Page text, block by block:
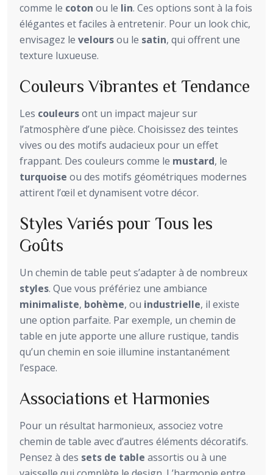
comme le coton ou le lin. Ces options sont à la fois
élégantes et faciles à entretenir. Pour un look chic,
envisagez le veloursou le satin, qui offrent une
texture luxueuse.
Couleurs Vibrantes et Tendance
Les couleursont un impact majeur sur
l’atmosphère d’une pièce. Choisissez des teintes
vives ou des motifs audacieux pour un effet
frappant. Des couleurs comme le mustard, le
turquoise ou des motifs géométriques modernes
attirent l’œil et dynamisent votre décor.
Styles Variés pour Tous les
Goûts
Un chemin de table peut s’adapter à de nombreux
styles. Que vous préfériez une ambiance
minimaliste, bohème, ou industrielle, il existe
une option parfaite. Par exemple, un chemin de
table en jute apporte une allure rustique, tandis
qu’un chemin en soie illumine instantanément
l’espace.
Associations et Harmonies
Pour un résultat harmonieux, associez votre
chemin de table avec d’autres éléments décoratifs.
Pensez à des sets de table assortis ou à une